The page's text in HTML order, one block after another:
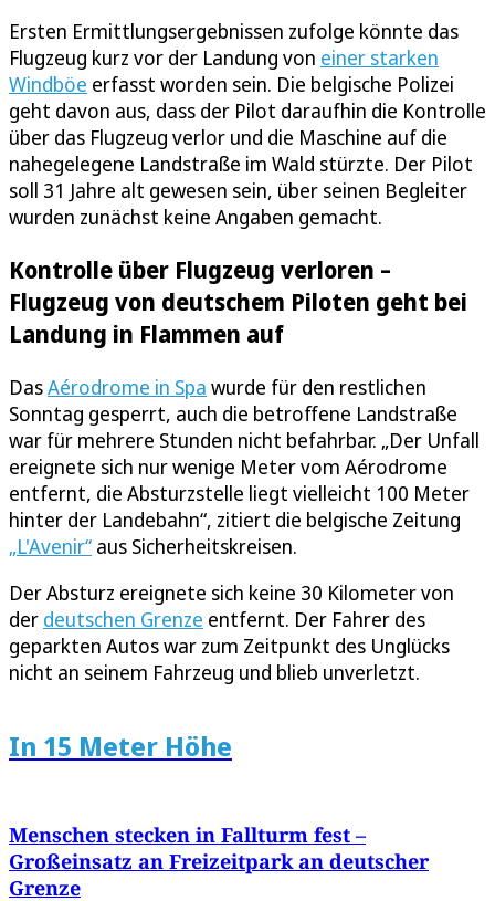
Ersten Ermittlungsergebnissen zufolge könnte das
Flugzeug kurz vor der Landung von einer starken
Windböe erfasst worden sein. Die belgische Polizei
geht davon aus, dass der Pilot daraufhin die Kontrolle
über das Flugzeug verlor und die Maschine auf die
nahegelegene Landstraße im Wald stürzte. Der Pilot
soll 31 Jahre alt gewesen sein, über seinen Begleiter
wurden zunächst keine Angaben gemacht.
Kontrolle über Flugzeug verloren –
Flugzeug von deutschem Piloten geht bei
Landung in Flammen auf
DasAérodrome in Spa wurde für den restlichen
Sonntag gesperrt, auch die betroffene Landstraße
war für mehrere Stunden nicht befahrbar. „Der Unfall
ereignete sich nur wenige Meter vom Aérodrome
entfernt, die Absturzstelle liegt vielleicht 100 Meter
hinter der Landebahn“, zitiert die belgische Zeitung
„L'Avenir“ aus Sicherheitskreisen.
Der Absturz ereignete sich keine 30 Kilometer von
der deutschen Grenze entfernt. Der Fahrer des
geparkten Autos war zum Zeitpunkt des Unglücks
nicht an seinem Fahrzeug und blieb unverletzt.
In 15 Meter Höhe
Menschen stecken in Fallturm fest –
Großeinsatz an Freizeitpark an deutscher
Grenze